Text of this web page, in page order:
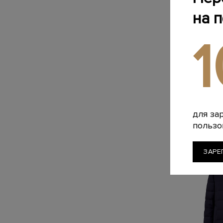
Бомбер
Aerotwill
-
на
для